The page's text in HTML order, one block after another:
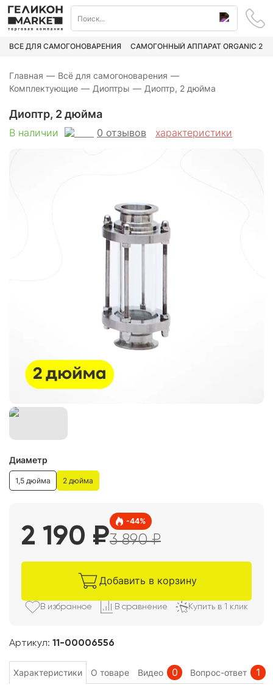
ВСЁ ДЛЯ САМОГОНОВАРЕНИЯ САМОГОННЫЙ АППАРАТ ORGANIC 2
Главная — Всё для самогоноварения —
Комплектующие — Диоптры — Диоптр, 2 дюйма
Диоптр, 2 дюйма
В наличии 0 отзывов характеристики
Диаметр
1,5 дюйма 2 дюйма
Артикул: 11-00006556
2 190 ₽
-44%
3 890₽
Добавить в корзину
В избранное В сравнение Купить в 1 клик
Характеристики О товаре Видео 0 Вопрос-ответ 1